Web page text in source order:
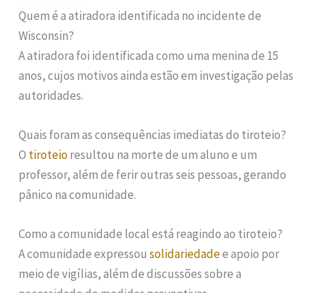
Quem é a atiradora identificada no incidente de
Wisconsin?
A atiradora foi identificada como uma menina de 15
anos, cujos motivos ainda estão em investigação pelas
autoridades.
Quais foram as consequências imediatas do tiroteio?
O tiroteioresultou na morte de um aluno e um
professor, além de ferir outras seis pessoas, gerando
pânico na comunidade.
Como a comunidade local está reagindo ao tiroteio?
A comunidade expressousolidariedadee apoio por
meio de vigílias, além de discussões sobre a